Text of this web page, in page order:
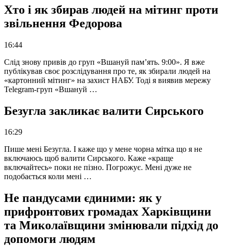
Хто і як збирав людей на мітинг проти
звільнення Федорова
16:44
Слід знову привів до груп «Вшануй пам’ять. 9:00». Я вже
публікував своє розслідування про те, як збирали людей на
«картонний мітинг» на захист НАБУ. Тоді я виявив мережу
Telegram-груп «Вшануй …
Безугла закликає валити Сирського
16:29
Пише мені Безугла. І каже що у мене чорна мітка що я не
включаюсь щоб валити Сирського. Каже «краще
включайтесь» поки не пізно. Погрожує. Мені дуже не
подобається коли мені …
Не пандусами єдиними: як у
прифронтових громадах Харківщини
та Миколаївщини змінювали підхід до
допомоги людям